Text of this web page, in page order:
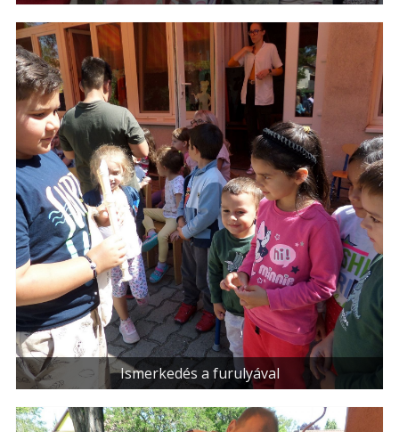
Ismerkedés a furulyával